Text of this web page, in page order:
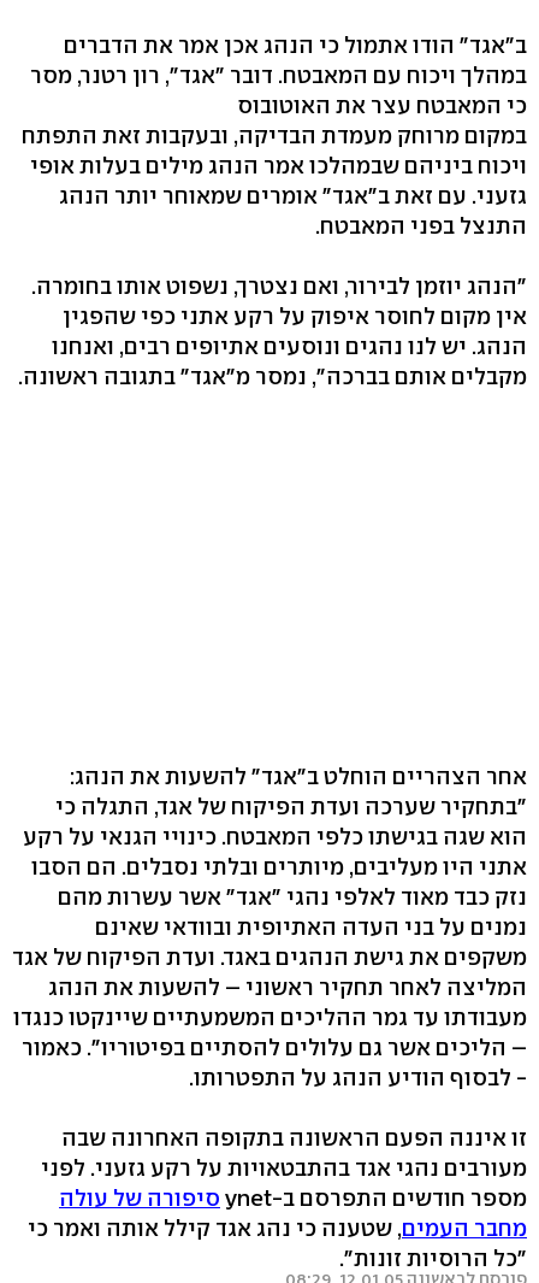
ב"אגד" הודו אתמול כי הנהג אכן אמר את הדברים
במהלך ויכוח עם המאבטח. דובר "אגד", רון רטנר, מסר
כי המאבטח עצר את האוטובוס
במקום מרוחק מעמדת הבדיקה, ובעקבות זאת התפתח
ויכוח ביניהם שבמהלכו אמר הנהג מילים בעלות אופי
גזעני. עם זאת ב"אגד" אומרים שמאוחר יותר הנהג
התנצל בפני המאבטח.
"הנהג יוזמן לבירור, ואם נצטרך, נשפוט אותו בחומרה.
אין מקום לחוסר איפוק על רקע אתני כפי שהפגין
הנהג. יש לנו נהגים ונוסעים אתיופים רבים, ואנחנו
מקבלים אותם בברכה", נמסר מ"אגד" בתגובה ראשונה.
אחר הצהריים הוחלט ב"אגד" להשעות את הנהג:
"בתחקיר שערכה ועדת הפיקוח של אגד, התגלה כי
הוא שגה בגישתו כלפי המאבטח. כינויי הגנאי על רקע
אתני היו מעליבים, מיותרים ובלתי נסבלים. הם הסבו
נזק כבד מאוד לאלפי נהגי "אגד" אשר עשרות מהם
נמנים על בני העדה האתיופית ובוודאי שאינם
משקפים את גישת הנהגים באגד. ועדת הפיקוח של אגד
המליצה לאחר תחקיר ראשוני – להשעות את הנהג
מעבודתו עד גמר ההליכים המשמעתיים שיינקטו כנגדו
– הליכים אשר גם עלולים להסתיים בפיטוריו". כאמור
- לבסוף הודיע הנהג על התפטרותו.
זו איננה הפעם הראשונה בתקופה האחרונה שבה
מעורבים נהגי אגד בהתבטאויות על רקע גזעני. לפני
מספר חודשים התפרסם ב-ynet
סיפורה של עולה
מחבר העמים, שטענה כי נהג אגד קילל אותה ואמר כי
"כל הרוסיות זונות".